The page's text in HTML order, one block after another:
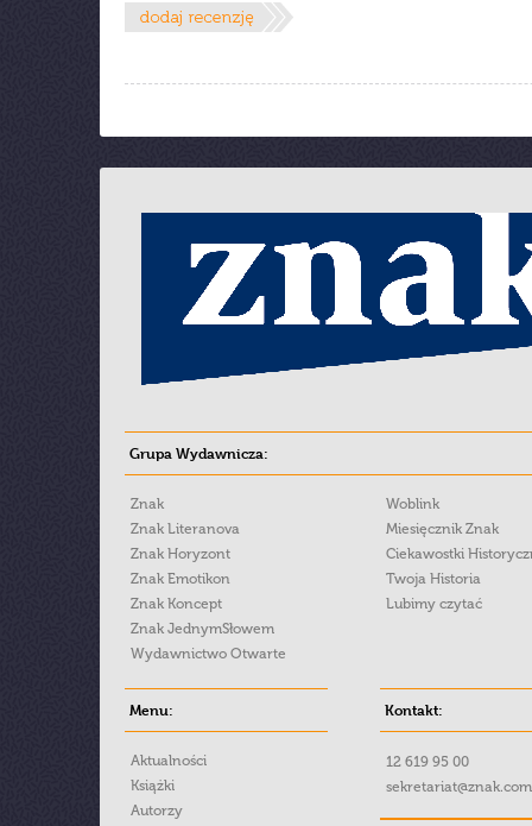
Grupa Wydawnicza:
Znak
Znak Literanova
Znak Horyzont
Znak Emotikon
Znak Koncept
Znak JednymSłowem
Wydawnictwo Otwarte
Woblink
Miesięcznik Znak
Ciekawostki
Twoja Historia
Lubimy czytać
Menu:
Aktualności
Książki
Autorzy
Kontakt:
12 619 95 00